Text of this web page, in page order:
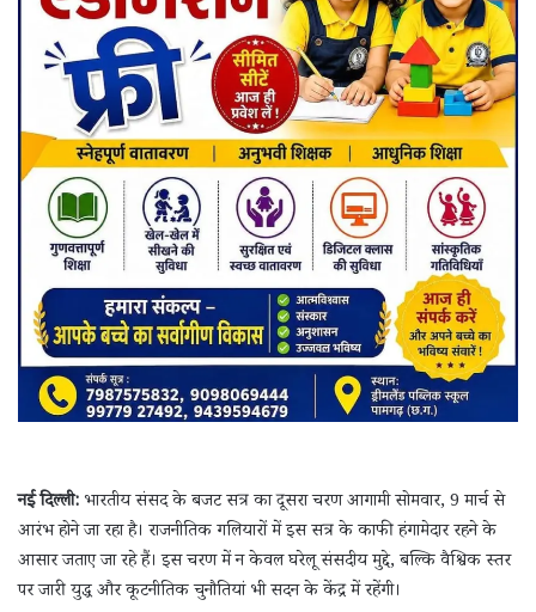
नई दिल्ली: भारतीय संसद के बजट सत्र का दूसरा चरण आगामी सोमवार, 9 मार्च से
आरंभ होने जा रहा है। राजनीतिक गलियारों में इस सत्र के काफी हंगामेदार रहने के
आसार जताए जा रहे हैं। इस चरण में न केवल घरेलू संसदीय मुद्दे, बल्कि वैश्विक स्तर
पर जारी युद्ध और कूटनीतिक चुनौतियां भी सदन के केंद्र में रहेंगी।